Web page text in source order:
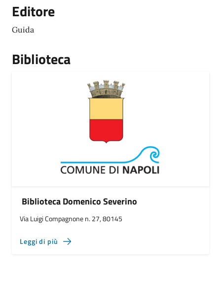
Editore
Guida
Biblioteca
Biblioteca Domenico Severino
Via Luigi Compagnone n. 27, 80145
Leggi di più